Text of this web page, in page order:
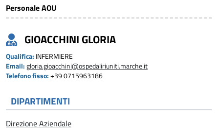
Personale AOU
GIOACCHINI GLORIA
Qualifica: INFERMIERE
Email: gloria.gioacchini@ospedaliriuniti.marche.it
Telefono fisso: +39 0715963186
DIPARTIMENTI
Direzione Aziendale